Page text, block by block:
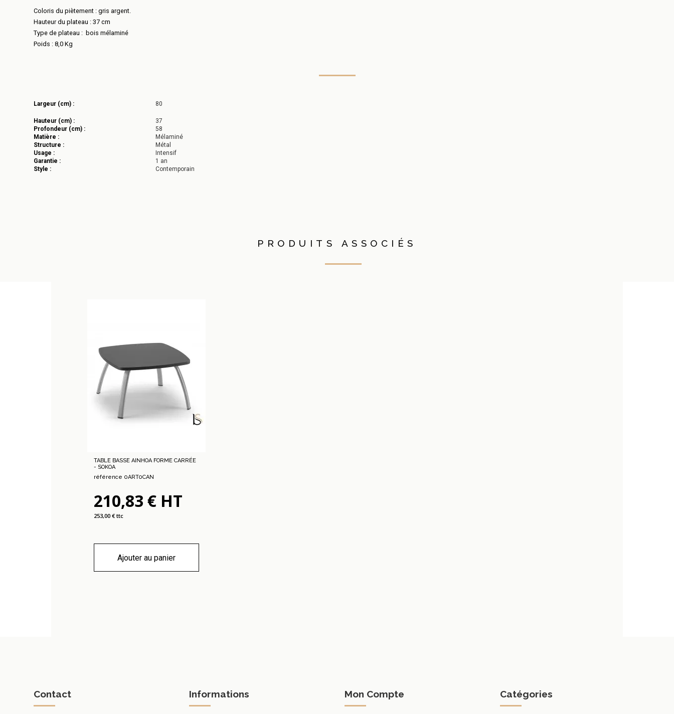
Coloris du piètement : gris argent.
Hauteur du plateau : 37 cm
Type de plateau : bois mélaminé
Poids : 8,0 Kg
Largeur (cm) : 80
Hauteur (cm) :
37
Profondeur (cm) :
58
Matière :
Mélaminé
Structure :
Métal
Usage :
Intensif
Garantie :
1 an
Style :
Contemporain
PRODUITS ASSOCIÉS
TABLE BASSE AINHOA FORME CARRÉE
- SOKOA
référence 0ART0CAN
210,83 € HT
253,00 € ttc
Ajouter au panier
Contact Informations Mon Compte Catégories